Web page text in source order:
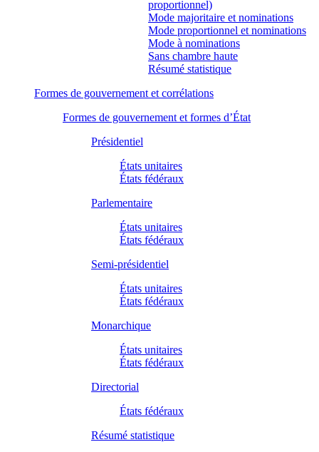
proportionnel)
Mode majoritaire et nominations
Mode proportionnel et nominations
Mode à nominations
Sans chambre haute
Résumé statistique
Formes de gouvernement et corrélations
Formes de gouvernement et formes d’État
Présidentiel
États unitaires
États fédéraux
Parlementaire
États unitaires
États fédéraux
Semi-présidentiel
États unitaires
États fédéraux
Monarchique
États unitaires
États fédéraux
Directorial
États fédéraux
Résumé statistique